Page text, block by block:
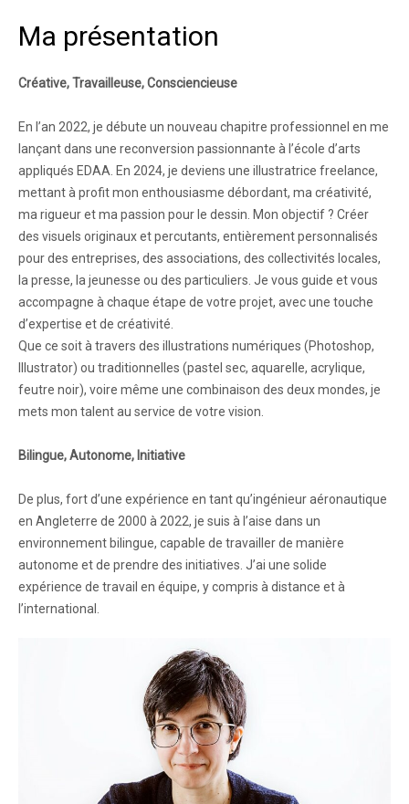
Ma présentation
Créative, Travailleuse, Consciencieuse
En l’an 2022, je débute un nouveau chapitre professionnel en me
lançant dans une reconversion passionnante à l’école d’arts
appliqués EDAA. En 2024, je deviens une illustratrice freelance,
mettant à profit mon enthousiasme débordant, ma créativité,
ma rigueur et ma passion pour le dessin. Mon objectif ? Créer
des visuels originaux et percutants, entièrement personnalisés
pour des entreprises, des associations, des collectivités locales,
la presse, la jeunesse ou des particuliers. Je vous guide et vous
accompagne à chaque étape de votre projet, avec une touche
d’expertise et de créativité.
Que ce soit à travers des illustrations numériques (Photoshop,
Illustrator) ou traditionnelles (pastel sec, aquarelle, acrylique,
feutre noir), voire même une combinaison des deux mondes, je
mets mon talent au service de votre vision.
Bilingue, Autonome, Initiative
De plus, fort d’une expérience en tant qu’ingénieur aéronautique
en Angleterre de 2000 à 2022, je suis à l’aise dans un
environnement bilingue, capable de travailler de manière
autonome et de prendre des initiatives. J’ai une solide
expérience de travail en équipe, y compris à distance et à
l’international.